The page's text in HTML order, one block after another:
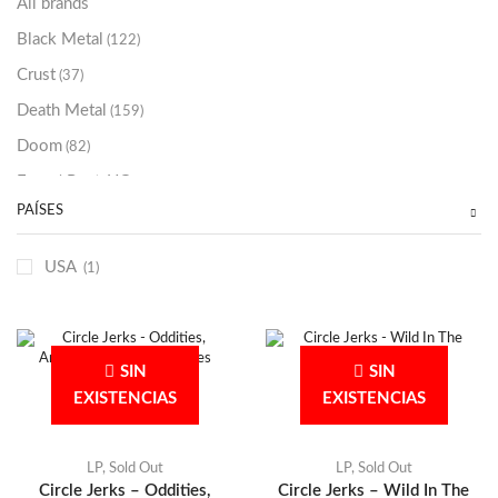
All brands
Black Metal (122)
Crust (37)
Death Metal (159)
Doom (82)
Grindcore
Otros
(25)
PAÍSES
USA (1)
SIN
EXISTENCIAS
LP, Sold Out
Circle Jerks – Oddities,
SIN
EXISTENCIAS
LP, Sold Out
Circle Jerks – Wild In The